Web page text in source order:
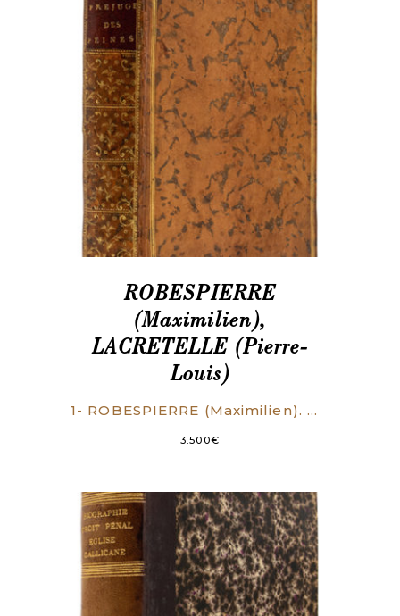
ROBESPIERRE
(Maximilien),
LACRETELLE (Pierre-
Louis)
1- ROBESPIERRE (Maximilien). Discours couronné par la Société Royale des Arts et des Sciences de Metz, sur les Questions suivantes, proposées pour sujet du Prix de l’année1784. 1° Quelle est l’origine de l’opinion qui étend sur tous les Individus d’une même famille, une partie de la honte attachée aux peines infamantes que subit un coupable ? 2° Cette opinion est-elle plus nuisible qu’utile ? 3° Et dans le cas où l’on se décideroit pour l’affirmative, quels seraient les moyens de parer aux inconvéniens, qui en résultent ?. Par M. de Robespierre, Avoc. en Parlement. A Amsterdam et se trouve à Paris, chez J.G. Merigot (…), 1785. 60 p. [Précédé de] 2- LACRETELLE (Pierre-Louis). Discours sur le préjugé des peines infamantes, Couronnés à l’Académie de Metz. Lettre sur la Réparation qui seroit dûe aux Accusés jugés Innocens. Dissertation sur le Ministère Public. Réflexions sur la Réforme de la Justice Criminelle. Paris, Cuchet, 1784. (4), xl, 371 p.,(4) p.
3.500€